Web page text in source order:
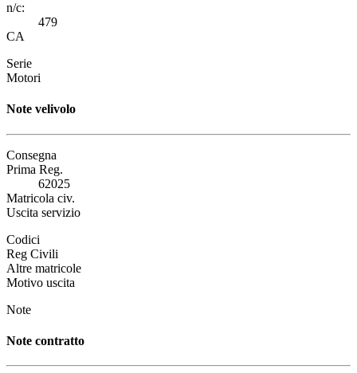
n/c:
479
CA
Serie
Motori
Note velivolo
Consegna
Prima Reg.
62025
Matricola civ.
Uscita servizio
Codici
Reg Civili
Altre matricole
Motivo uscita
Note
Note contratto